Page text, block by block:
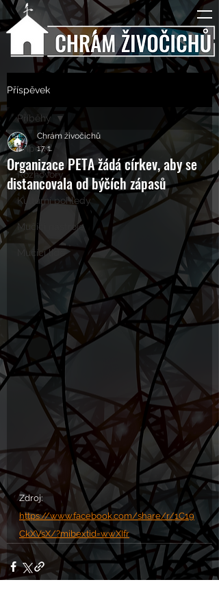
Příspěvek
Příběhy
Rozhovory
Kulturní pohledy
Mučící nástroje
Mučící lidé
Příběhy
Organizace PETA žádá církev, aby se
distancovala od býčích zápasů
Chrám živočichů
17. 1.
Zdroj:
https://www.facebook.com/share/r/1C19
CkXVsX/?mibextid=wwXIfr